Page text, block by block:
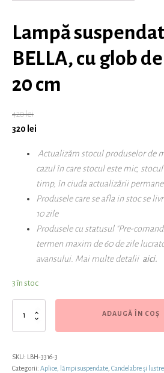
Lampă
BELLA, cu glob
20 cm
420lei
320 lei
Actualizăm stocul produselor de
cazul în care stocul este mic,
timp, în ciuda actualizării
Produsele care se afla in stoc se
10 zile
Produsele cu statusul "Pre-
termen maxim de 60 de zile
avansului. Mai multe detalii aici.
3 în stoc
suspendată
BELLA,
cu
ADAUGĂ ÎN COȘ
SKU: LBH-3316-3
Categorii: Aplice, lămpi suspendate Candelabre și lustre